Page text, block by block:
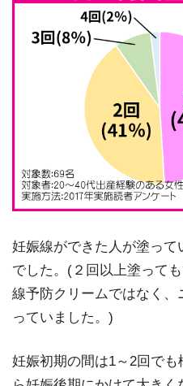
妊娠線ができた人が塗って
でした。(２回以上塗って
線予防クリームではなく
っていました。)
妊娠初期の間は1～2回で